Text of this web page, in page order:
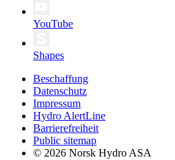
YouTube
Shapes
Beschaffung
Datenschutz
Impressum
Hydro AlertLine
Barrierefreiheit
Public sitemap
© 2026 Norsk Hydro ASA